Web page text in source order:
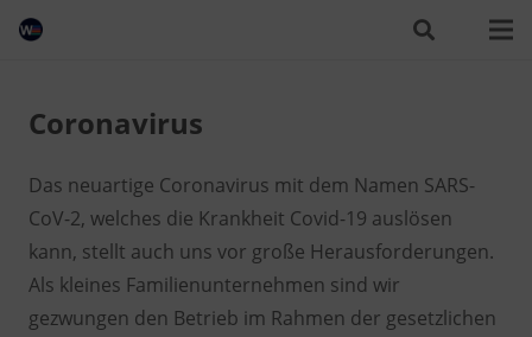
Coronavirus
Das neuartige Coronavirus mit dem Namen SARS-
CoV-2, welches die Krankheit Covid-19 auslösen
kann, stellt auch uns vor große Herausforderungen.
Als kleines Familienunternehmen sind wir
gezwungen den Betrieb im Rahmen der gesetzlichen